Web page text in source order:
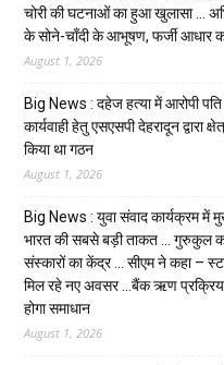
चोरी की घटनाओं का हुआ खुलासा …
के सोने-चाँदी के आभूषण, फर्जी आधार
August 1, 2026
Big News : दहेज हत्या में आरोपी
कार्यवाही हेतु एसएसपी देहरादून द्वारा
किया था गठन
August 1, 2026
Big News : युवा संवाद कार्यक्रम में
भारत की सबसे बड़ी ताकत … गुरुकुल
संस्कारों का केंद्र … सीएम ने कहा –
मिल रहे नए अवसर …बैंक ऋण
होगा समाधान
August 1, 2026